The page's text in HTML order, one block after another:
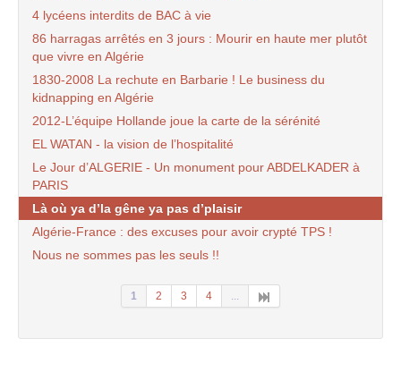
4 lycéens interdits de BAC à vie
86 harragas arrêtés en 3 jours : Mourir en haute mer plutôt
que vivre en Algérie
1830-2008 La rechute en Barbarie ! Le business du
kidnapping en Algérie
2012-L’équipe Hollande joue la carte de la sérénité
EL WATAN - la vision de l’hospitalité
Le Jour d’ALGERIE - Un monument pour ABDELKADER à
PARIS
Là où ya d’la gêne ya pas d’plaisir
Algérie-France : des excuses pour avoir crypté TPS !
Nous ne sommes pas les seuls !!
1 2 3 4 ...